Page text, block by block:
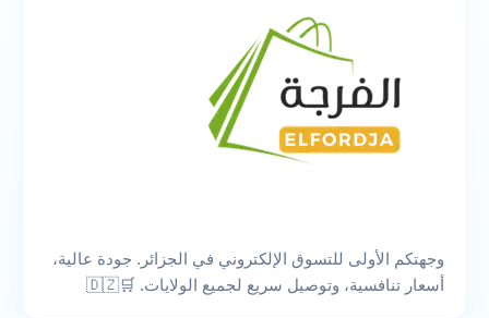
وجهتكم الأولى للتسوق الإلكتروني في الجزائر. جودة عالية،
أسعار تنافسية، وتوصيل سريع لجميع الولايات. 🛒🇩🇿